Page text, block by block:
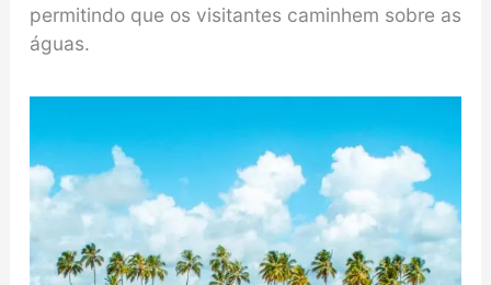
permitindo que os visitantes caminhem sobre as
águas.